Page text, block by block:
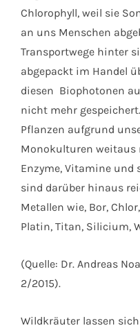
Chlorophyll, weil sie
an uns Menschen
Transportwege hinter
abgepackt im Handel
diesen Biophotonen
nicht mehr
Pflanzen aufgrund
Monokulturen weitaus
Enzyme, Vitamine und
sind darüber hinaus
Metallen wie, Bor,
Platin, Titan, Silicium,
(Quelle: Dr. Andreas
2/2015).
Wildkräuter lassen